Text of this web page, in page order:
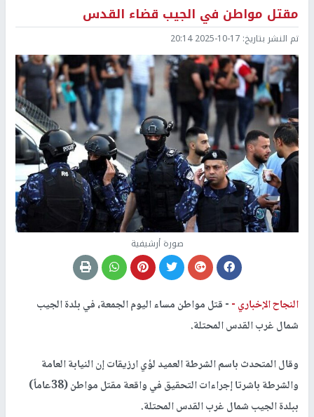
مقتل مواطن في الجيب قضاء القدس
تم النشر بتاريخ: 2025-10-17 20:14
صورة أرشيفية
النجاح الإخباري -- قتل مواطن مساء اليوم الجمعة، في بلدة الجيب
شمال غرب القدس المحتلة.
وقال المتحدث باسم الشرطة العميد لؤي ارزيقات إن النيابة العامة
والشرطة باشرتا إجراءات التحقيق في واقعة مقتل مواطن (38عاماً)
ببلدة الجيب شمال غرب القدس المحتلة.